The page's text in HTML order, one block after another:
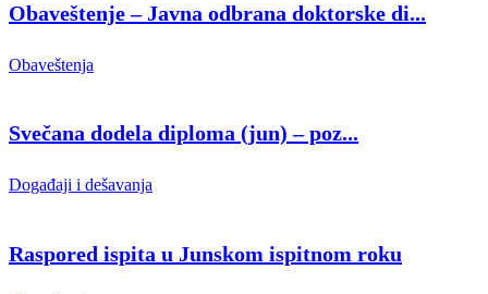
Obaveštenje – Javna odbrana doktorske di...
Obaveštenja
Svečana dodela diploma (jun) – poz...
Događaji i dešavanja
Raspored ispita u Junskom ispitnom roku